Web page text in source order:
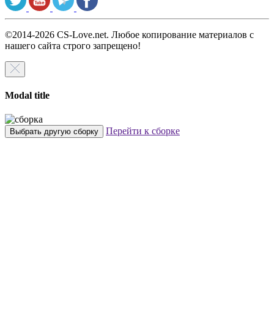
©2014-2026 CS-Love.net. Любое копирование материалов с
нашего сайта строго запрещено!
Modal title
Выбрать другую сборку Перейти к сборке